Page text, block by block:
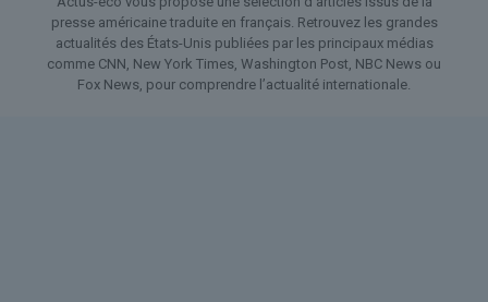
presse américaine traduite en français. Retrouvez les grandes
actualités des États-Unis publiées par les principaux médias
comme CNN, New York Times, Washington Post, NBC News ou
Fox News, pour comprendre l’actualité internationale.